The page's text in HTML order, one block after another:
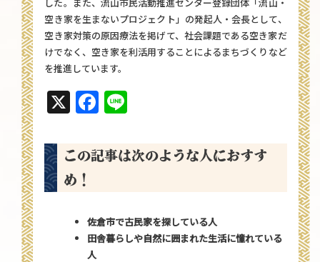
空き家を生まないプロジェクト」の発起人・会長として、
空き家対策の原因療法を掲げて、社会課題である空き家だ
けでなく、空き家を利活用することによるまちづくりなど
を推進しています。
X Facebook
この記事は次のような人におすす
め！
佐倉市で古民家を探している人
田舎暮らしや自然に囲まれた生活に憧れている
人